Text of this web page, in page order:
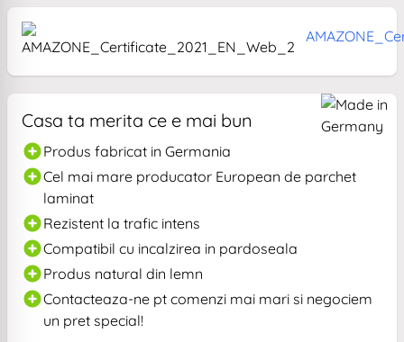
Casa ta merita ce e mai bun
Produs fabricat in Germania
Cel mai mare producator European de parchet
laminat
Rezistent la trafic intens
Compatibil cu incalzirea in pardoseala
Produs natural din lemn
Contacteaza-ne pt comenzi mai mari si negociem
un pret special!